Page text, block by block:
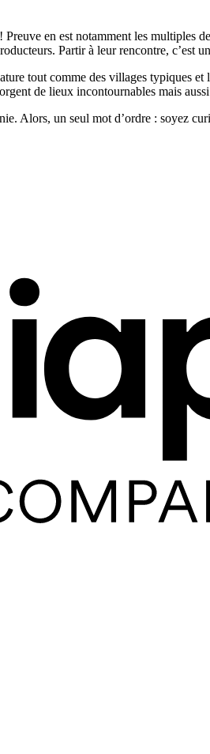
en est notamment les multiples
Partir à leur rencontre, c’est
tout comme des villages typiques
de lieux incontournables mais
Alors, un seul mot d’ordre : soyez